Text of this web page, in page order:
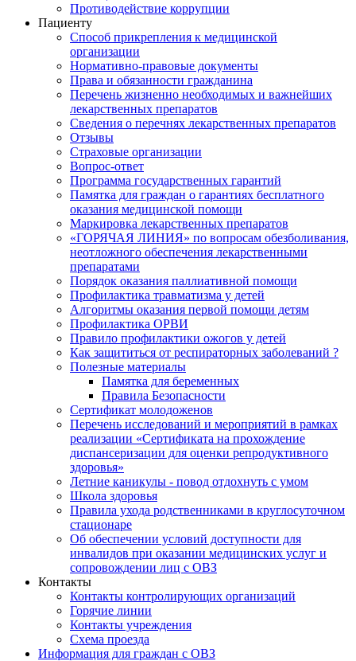
Противодействие коррупции
Пациенту
Способ прикрепления к медицинской
организации
Нормативно-правовые документы
Права и обязанности гражданина
Перечень жизненно необходимых и важнейших
лекарственных препаратов
Сведения о перечнях лекарственных препаратов
Отзывы
Страховые организации
Вопрос-ответ
Программа государственных гарантий
Памятка для граждан о гарантиях бесплатного
оказания медицинской помощи
Маркировка лекарственных препаратов
«ГОРЯЧАЯ ЛИНИЯ» по вопросам обезболивания,
неотложного обеспечения лекарственными
препаратами
Порядок оказания паллиативной помощи
Профилактика травматизма у детей
Алгоритмы оказания первой помощи детям
Профилактика ОРВИ
Правило профилактики ожогов у детей
Как защититься от респираторных заболеваний ?
Полезные материалы
Памятка для беременных
Правила Безопасности
Сертификат молодоженов
Перечень исследований и мероприятий в рамках
реализации «Сертификата на прохождение
диспансеризации для оценки репродуктивного
здоровья»
Летние каникулы - повод отдохнуть с умом
Школа здоровья
Правила ухода родственниками в круглосуточном
стационаре
Об обеспечении условий доступности для
инвалидов при оказании медицинских услуг и
сопровождении лиц с ОВЗ
Контакты
Контакты контролирующих организаций
Горячие линии
Контакты учреждения
Схема проезда
Информация для граждан с ОВЗ